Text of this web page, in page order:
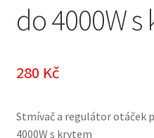
do 4000W
280 Kč
Stmívač a regulátor otáček
4000W s krytem